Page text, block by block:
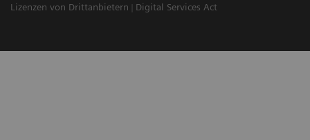
Lizenzen von Drittanbietern
Digital Services Act